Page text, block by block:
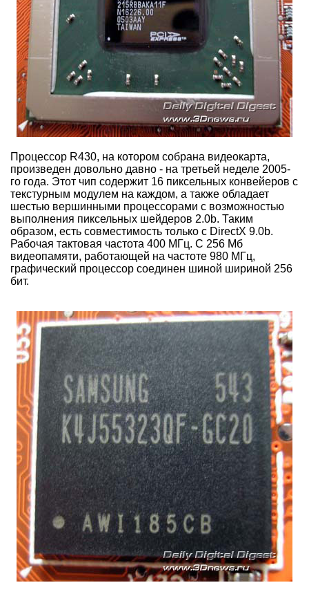
Процессор R430, на котором собрана видеокарта,
произведен довольно давно - на третьей неделе 2005-
го года. Этот чип содержит 16 пиксельных конвейеров с
текстурным модулем на каждом, а также обладает
шестью вершинными процессорами с возможностью
выполнения пиксельных шейдеров 2.0b. Таким
образом, есть совместимость только с DirectX 9.0b.
Рабочая тактовая частота 400 МГц. С 256 Мб
видеопамяти, работающей на частоте 980 МГц,
графический процессор соединен шиной шириной 256
бит.